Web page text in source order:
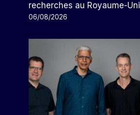
recherches au Royaume-Uni
06/08/2026